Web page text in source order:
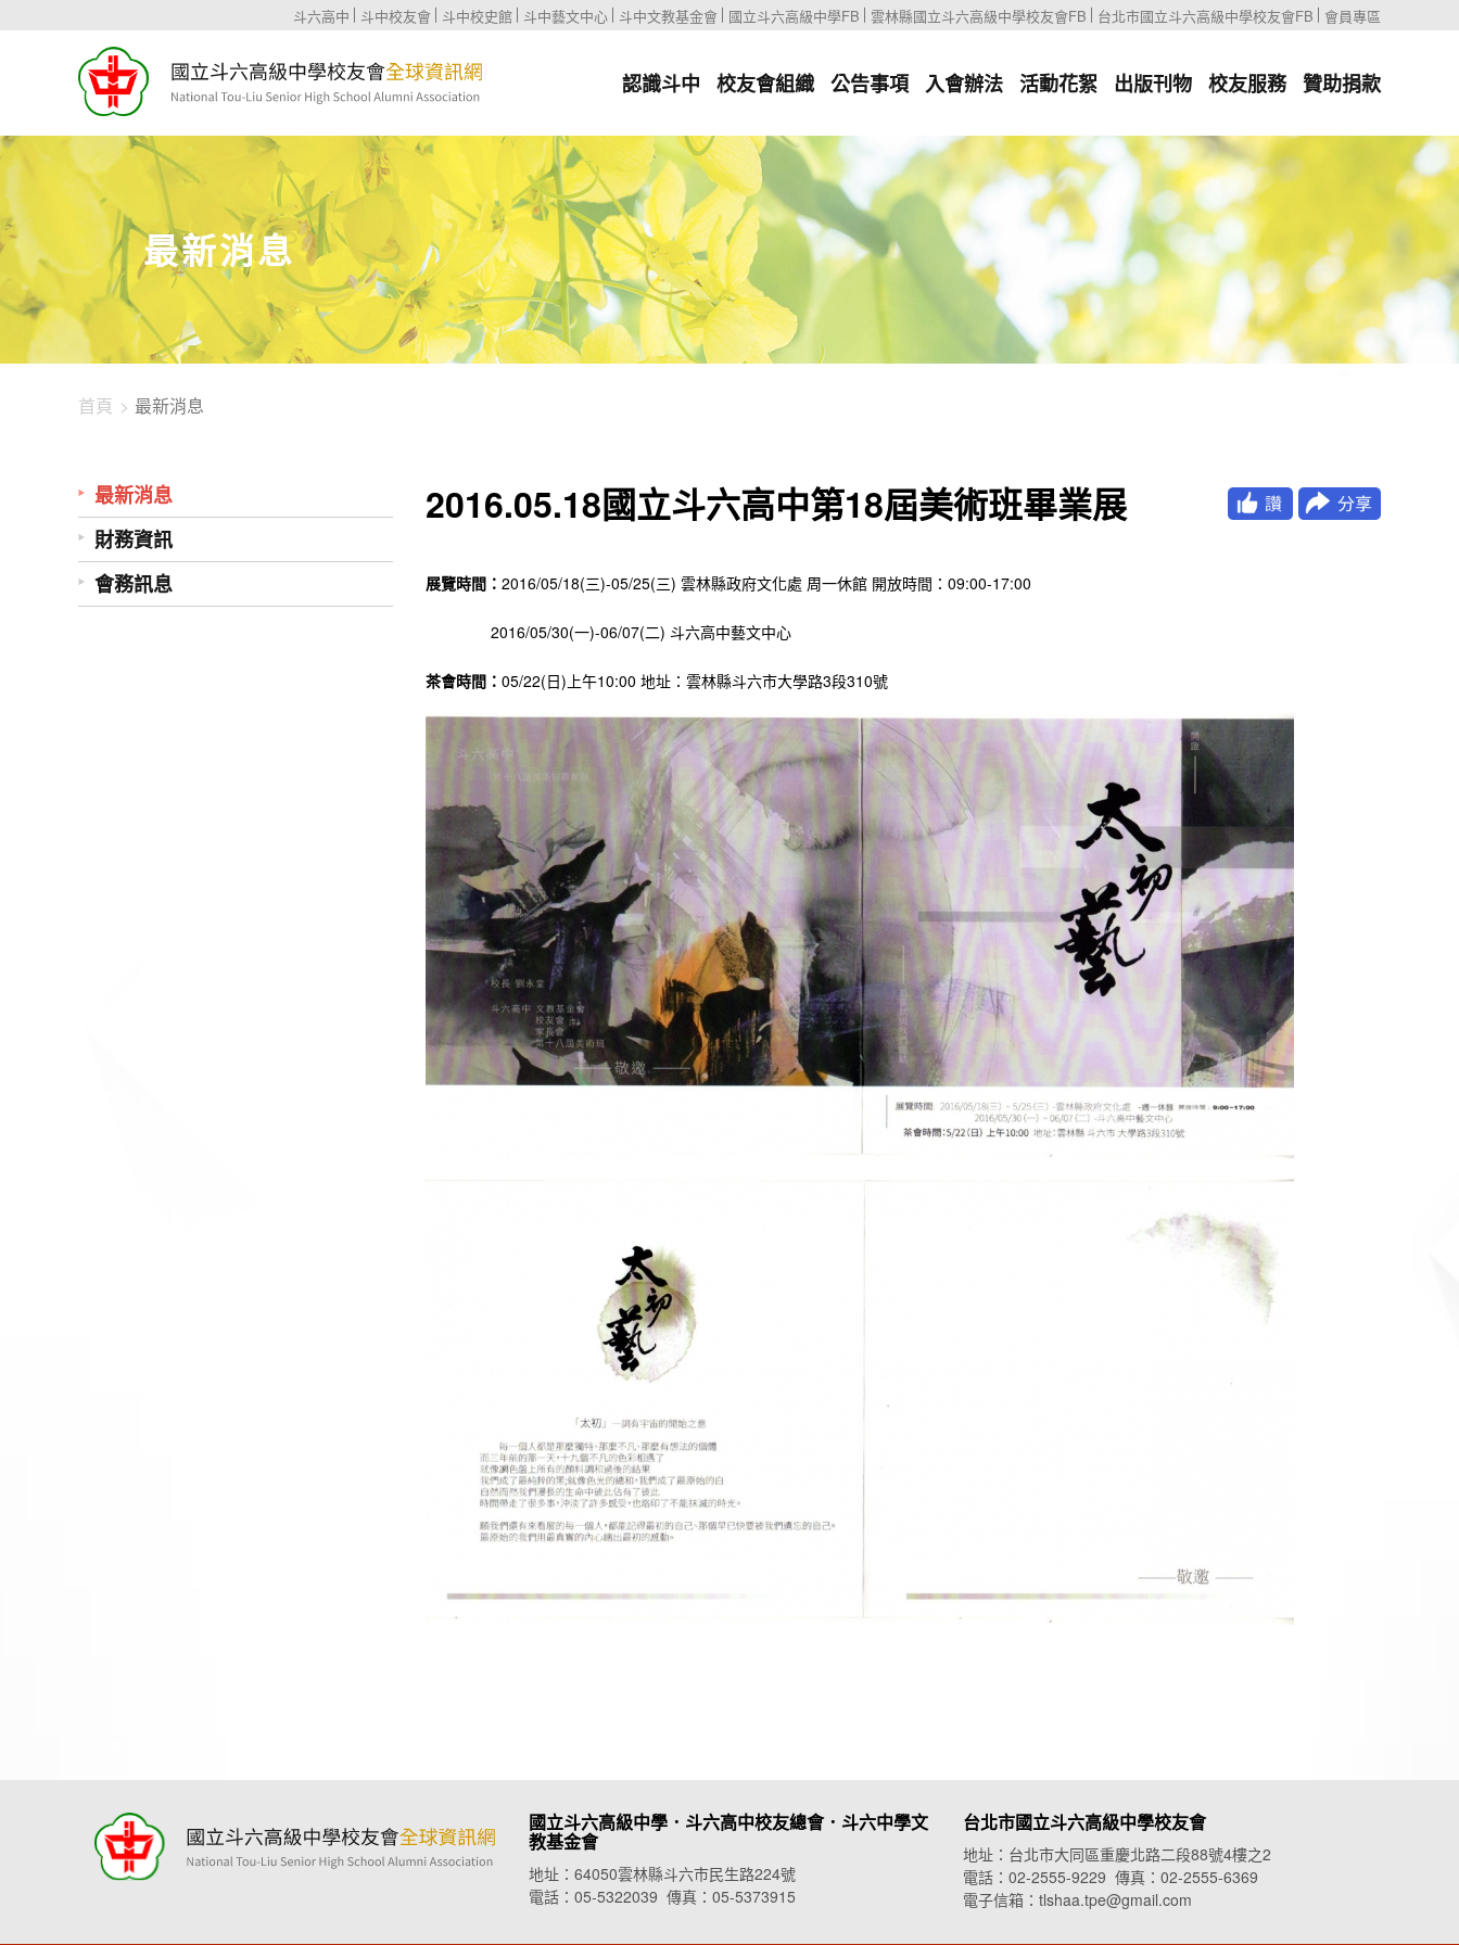
斗六高中 斗中校友會 斗中校史館 斗中藝文中心 斗中文教基金會 國立斗六高級中學FB 雲林縣國立斗六高級中學校友會FB 台北市國立斗六高級中學校友會FB 會員專區
認識斗中 校友會組織 公告事項 入會辦法 活動花絮 出版刊物 校友服務 贊助捐款
最新消息
首頁 最新消息
最新消息
財務資訊
會務訊息
2016.05.18國立斗六高中第18屆美術班畢業展
展覽時間： 2016/05/18(三)-05/25(三) 雲林縣政府文化處 周一休館 開放時間：09:00-17:00
2016/05/30(一)-06/07(二) 斗六高中藝文中心
茶會時間： 05/22(日)上午10:00 地址：雲林縣斗六市大學路3段310號
國立斗六高級中學．斗六高中校友總會． 斗六中學文
教基金會
地址：64050雲林縣斗六市民生路224號
電話：05-5322039 傳真：05-5373915
台北市國立斗六高級中學校友會
地址：台北市大同區重慶北路二段88號4樓之2
電話：02-2555-9229 傳真：02-2555-6369
電子信箱：tlshaa.tpe@gmail.com